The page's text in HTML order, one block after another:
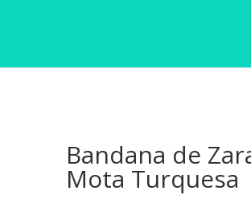
Bandana de
Mota Turquesa